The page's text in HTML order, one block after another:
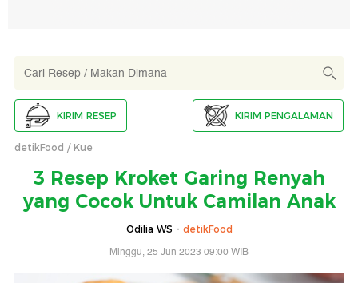
KIRIM RESEP KIRIM PENGALAMAN
detikFood Kue
3 Resep Kroket Garing Renyah
yang Cocok Untuk Camilan Anak
Odilia WS - detikFood
Minggu, 25 Jun 2023 09:00 WIB